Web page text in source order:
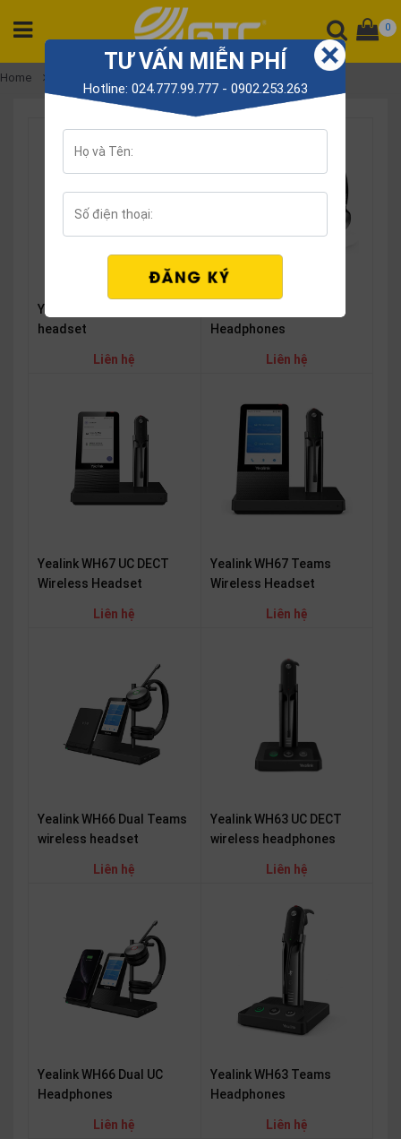
0
Home
Yealink WH63 Portable
headset
Liên hệ
Headphones
Liên hệ
Yealink WH67 UC DECT
Wireless Headset
Liên hệ
Yealink WH67 Teams
Wireless Headset
Liên hệ
Yealink WH66 Dual Teams
wireless headset
Liên hệ
Yealink WH63 UC DECT
wireless headphones
Liên hệ
Yealink WH66 Dual UC
Headphones
Liên hệ
Yealink WH63 Teams
Headphones
Liên hệ
CATEGORY
PRODUCT
CATEGORY
Contact
TƯ VẤN MIỄN PHÍ
Hotline: 024.777.99.777 - 0902.253.263